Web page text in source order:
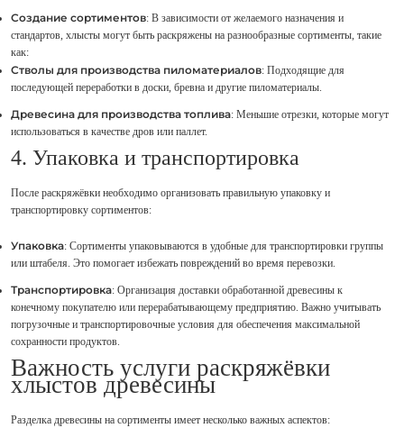
Создание сортиментов: В зависимости от желаемого назначения и
стандартов, хлысты могут быть раскряжены на разнообразные сортименты, такие
как:
Стволы для производства пиломатериалов: Подходящие для
последующей переработки в доски, бревна и другие пиломатериалы.
Древесина для производства топлива: Меньшие отрезки, которые могут
использоваться в качестве дров или паллет.
4. Упаковка и транспортировка
После раскряжёвки необходимо организовать правильную упаковку и
транспортировку сортиментов:
Упаковка: Сортименты упаковываются в удобные для транспортировки группы
или штабеля. Это помогает избежать повреждений во время перевозки.
Транспортировка: Организация доставки обработанной древесины к
конечному покупателю или перерабатывающему предприятию. Важно учитывать
погрузочные и транспортировочные условия для обеспечения максимальной
сохранности продуктов.
Важность услуги раскряжёвки
хлыстов древесины
Разделка древесины на сортименты имеет несколько важных аспектов: